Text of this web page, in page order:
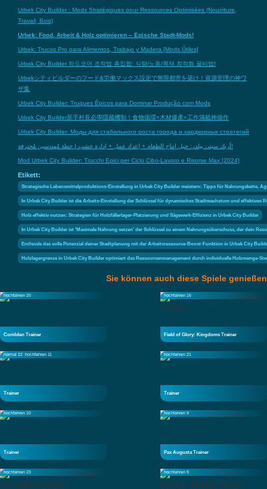
Urbek City Builder : Mods Stratégiques pour Ressources Optimisées (Nourriture,
Travail, Bois)
Urbek: Food, Arbeit & Holz optimieren – Epische Stadt-Mods!
Urbek: Trucos Pro para Alimentos, Trabajo y Madera [Mods Útiles]
Urbek City Builder 하드코어 조작법 총집합: 식량/노동/목재 최적화 꿀비법!
Urbekシティビルダーのフード&労働マックス設定で無限都市を築け！資源管理の神ワ
ザ集
Urbek City Builder: Truques Épicos para Dominar Produção com Mods
Urbek City Builder新手村長必學隱藏機制！食物循環×木材爆產×工作滿載神操作
Urbek City Builder: Моды для стабильного роста города и хардкорных стратегий
أربك سيتي بيلدر: حيل إنتاج الطعام + إعداد عمل + إدارة خشب | خطة مُهندسين مُحترفة!
Mod Urbek City Builder: Trucchi Epici per Ciclo Cibo-Lavoro e Risorse Max [2024]
Etikett:
Strategische Lebensmittelproduktions-Einstellung in Urbek City Builder meistern: Tipps für Nahrungskette,
In Urbek City Builder ist die Arbeits-Einstellung der Schlüssel für dynamisches Stadtwachstum und effektives
Holz effektiv nutzen: Strategien für Holzfällerlager-Platzierung und Sägewerk-Effizienz in Urbek City Builder
In Urbek City Builder ist 'Maximale Nahrung setzen' der Schlüssel zu einem Nahrungsüberschuss, der dein
Entfessle das volle Potenzial deiner Stadtplanung mit der Arbeitsressource-Boost-Funktion in Urbek City
Holzlagergrenze in Urbek City Builder optimiert das Ressourcenmanagement durch individuelle Holzmenge-
Sie können auch diese Spiele genießen
hochfahren 20
Coridden Trainer
hochfahren 16
Field of Glory: Kingdoms Trainer
normal 22 hochfahren 11
Trainer
hochfahren 21
Trainer
hochfahren 10
Trainer
hochfahren 9
Pax Augusta Trainer
hochfahren 23 hochfahren 9